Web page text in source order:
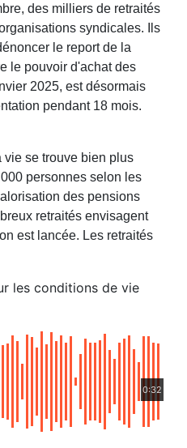
des milliers de retraités
syndicales. Ils
le report de la
le pouvoir d'achat des
2025, est désormais
pendant 18 mois.
vie se trouve bien plus
personnes selon les
des pensions
retraités envisagent
est lancée. Les retraités
les conditions de vie
0:32